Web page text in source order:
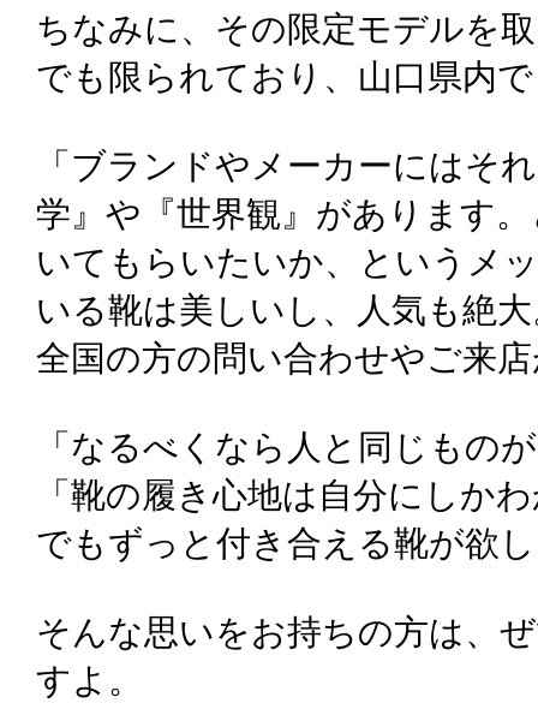
ちなみに、その限定モデルを
でも限られており、山口県内
「ブランドやメーカーにはそ
学』や『世界観』があります
いてもらいたいか、というメ
いる靴は美しいし、人気も絶
全国の方の問い合わせやご来
「なるべくなら人と同じもの
「靴の履き心地は自分にしか
でもずっと付き合える靴が欲
そんな思いをお持ちの方は、
すよ。